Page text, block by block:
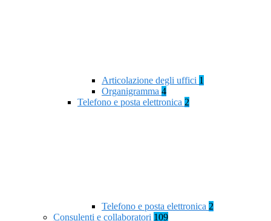
Articolazione degli uffici 1
Organigramma 4
Telefono e posta elettronica 2
Telefono e posta elettronica 2
Consulenti e collaboratori 109